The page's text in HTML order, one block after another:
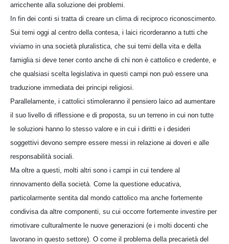
arricchente alla soluzione dei problemi.
In fin dei conti si tratta di creare un clima di reciproco riconoscimento.
Sui temi oggi al centro della contesa, i laici ricorderanno a tutti che
viviamo in una società pluralistica, che sui temi della vita e della
famiglia si deve tener conto anche di chi non è cattolico e credente, e
che qualsiasi scelta legislativa in questi campi non può essere una
traduzione immediata dei principi religiosi.
Parallelamente, i cattolici stimoleranno il pensiero laico ad aumentare
il suo livello di riflessione e di proposta, su un terreno in cui non tutte
le soluzioni hanno lo stesso valore e in cui i diritti e i desideri
soggettivi devono sempre essere messi in relazione ai doveri e alle
responsabilità sociali.
Ma oltre a questi, molti altri sono i campi in cui tendere al
rinnovamento della società. Come la questione educativa,
particolarmente sentita dal mondo cattolico ma anche fortemente
condivisa da altre componenti, su cui occorre fortemente investire per
rimotivare culturalmente le nuove generazioni (e i molti docenti che
lavorano in questo settore). O come il problema della precarietà del